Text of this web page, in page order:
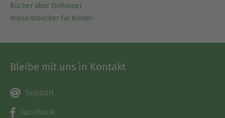
Bücher über Einhörner
Wissensbücher für Kinder
Bleibe mit uns in Kontakt
Support
Facebook